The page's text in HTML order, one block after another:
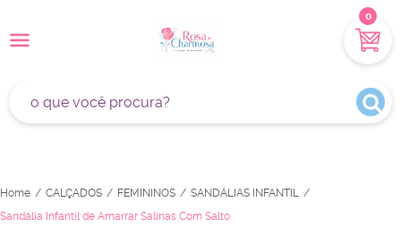
0
Home CALÇADOS FEMININOS
SANDÁLIAS INFANTIL
Sandália Infantil de Amarrar Salinas Com Salto